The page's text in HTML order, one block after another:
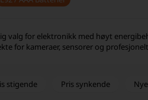
valg for elektronikk med høyt
for kameraer, sensorer og
stigende Pris synkende